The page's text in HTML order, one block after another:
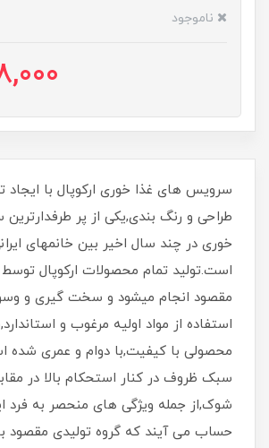
ناموجود
سرویس های غذا خوری ارکوپال با ایجاد
طراحی و رنگ بندی,یکی از پر
خوری در چند سال اخیر بین خانمهای
است.تولید تمام محصولات ارکوپال
مقصود انجام میشود و سخت گیری و
استفاده از مواد اولیه مرغوب و
محصولی با کیفیت,با دوام و عمری شده
سبک ظروف در کنار استحکام بالا در
شوک,از جمله ویژگی های منحصر به فرد
حساب می آیند که گروه تولیدی مقصود